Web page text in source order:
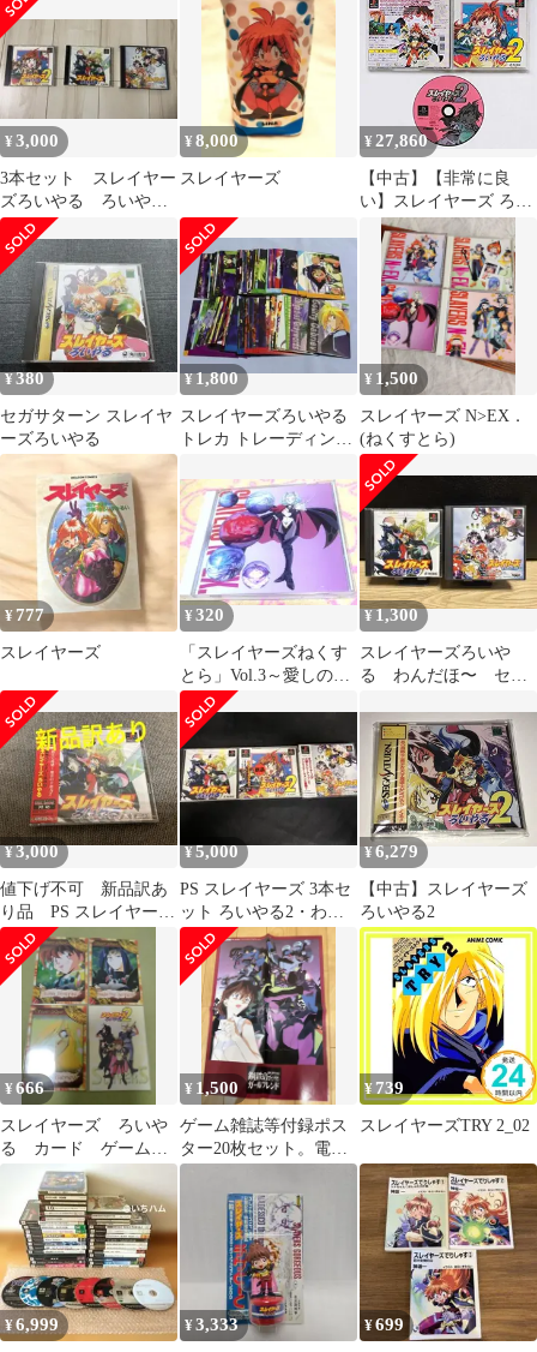
ィアワークス / メディ
アワークス
る2
¥3,000
3本セット スレイヤー
ズろいやる ろいやる2
わんだほ〜 ps1
¥8,000
スレイヤーズ
¥27,860
【中古】【非常に良
い】スレイヤーズ ろい
やる2 p706p5g
¥380
セガサターン スレイヤ
ーズろいやる
¥1,800
スレイヤーズろいやる
トレカ トレーディング
¥ 1,500
スレイヤーズ N>EX．
(ねくすとら)
¥ 777
スレイヤーズ
¥320
「スレイヤーズねくす
とら」Vol.3～愛しの根
性なし
¥1,300
スレイヤーズろいや
る わんだほ〜 セッ
¥3,000
値下げ不可 新品訳あ
り品 PS スレイヤー
ズ ろいやる プレイ
ステーション
¥5,000
PS スレイヤーズ 3本セ
ット ろいやる2・わん
だほ〜未開封・新品 ろ
いやる
¥6,279
【中古】スレイヤーズ
ろいやる2
¥666
スレイヤーズ ろいや
る カード ゲーム
非売品
¥ 1,500
ゲーム雑誌等付録ポス
ター20枚セット。電撃
セガサターン、G’sエン
ジンなど
¥ 739
スレイヤーズTRY 2_02
¥6,999 ¥3,333 ¥699